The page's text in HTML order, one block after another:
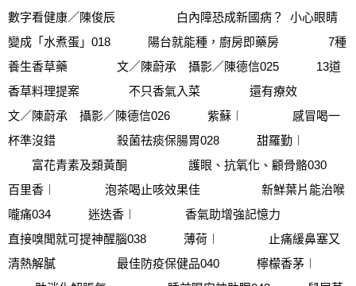
數字看健康／陳俊辰　        　　白內障恐成新國病？  小心眼睛
變成「水煮蛋」018　        陽台就能種，廚房即藥房　　        7種
養生香草藥        　　文／陳蔚承　攝影／陳德信025　        13道
香草料理提案        　　不只香氣入菜　　        還有療效
文／陳蔚承　攝影／陳德信026　        紫蘇︱        　　感冒喝一
杯準沒錯　        　　殺菌祛痰保腸胃028　        甜羅勤︱
富花青素及類黃酮　        　　護眼、抗氧化、顧骨骼030
百里香︱        　　泡茶喝止咳效果佳　        　　新鮮葉片能治喉
嚨痛034　        迷迭香︱　　        香氣助增強記憶力
直接嗅聞就可提神醒腦038　        薄荷︱        　　止痛緩鼻塞又
清熱解膩　        　　最佳防疫保健品040　        檸檬香茅︱